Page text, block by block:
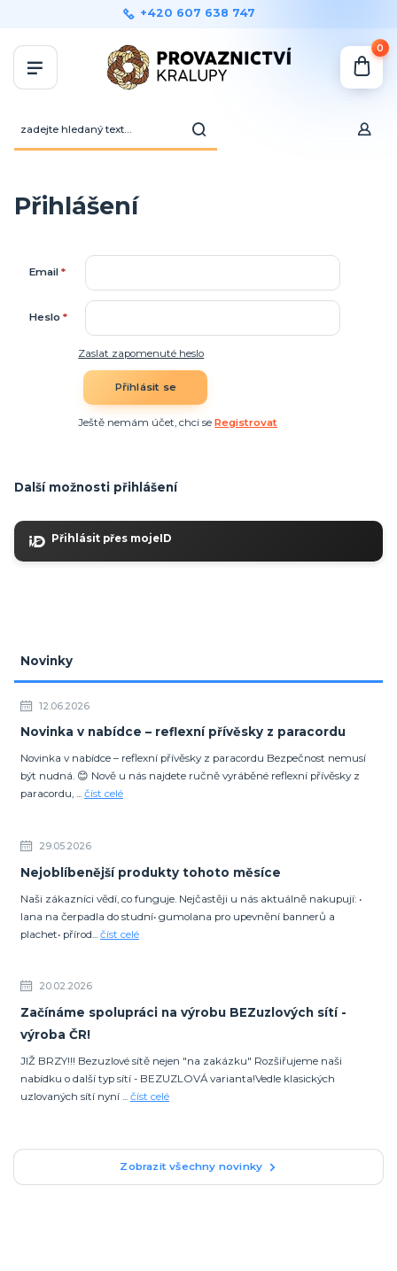
+420 607 638 747
0
Novinky
12.06.2026
Novinka v nabídce – reflexní přívěsky z paracordu
Novinka v nabídce – reflexní přívěsky z paracordu Bezpečnost nemusí
být nudná. 😊 Nově u nás najdete ručně vyráběné reflexní přívěsky z
paracordu, ... číst celé
29.05.2026
Nejoblíbenější produkty tohoto měsíce
Naši zákazníci vědí, co funguje. Nejčastěji u nás aktuálně nakupují: •
lana na čerpadla do studní• gumolana pro upevnění bannerů a
plachet• přírod... číst celé
20.02.2026
Začínáme spolupráci na výrobu BEZuzlových sítí -
výroba ČR!
JIŽ BRZY!!! Bezuzlové sítě nejen "na zakázku" Rozšiřujeme naši
nabídku o další typ sítí - BEZUZLOVÁ varianta!Vedle klasických
uzlovaných sítí nyní ... číst celé
Zobrazit všechny novinky
Přihlášení
Email*
Heslo*
Zaslat zapomenuté heslo
Přihlásit se
Ještě nemám účet, chci seRegistrovat
Další možnosti přihlášení
Přihlásit přes mojeID